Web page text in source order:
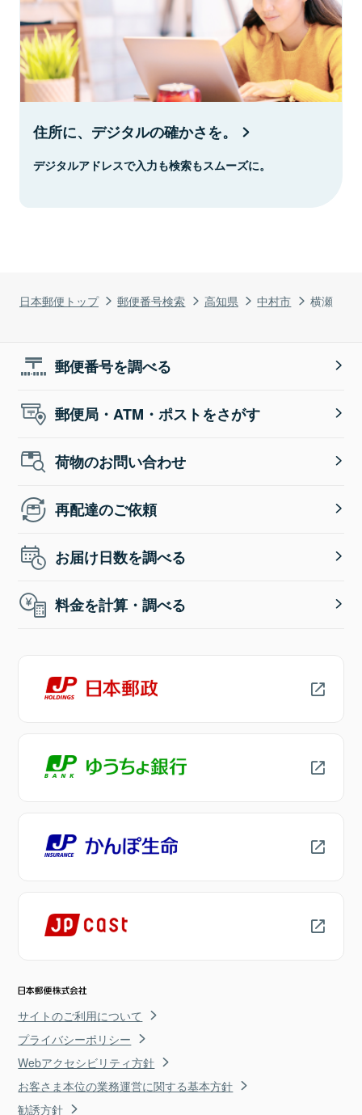
日本郵便トップ 郵便番号検索 高知県 中村市 横瀬
住所に、デジタルの確かさを。
デジタルアドレスで入力も検索もスムーズに。
郵便番号を調べる
郵便局・ATM・ポストをさがす
荷物のお問い合わせ
再配達のご依頼
お届け日数を調べる
料金を計算・調べる
サイトのご利用について
プライバシーポリシー
Webアクセシビリティ方針
お客さま本位の業務運営に関する基本方針
勧誘方針